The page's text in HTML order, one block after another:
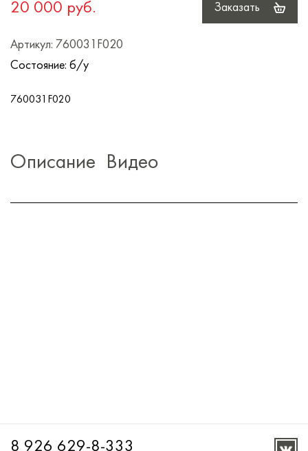
20 000 руб. Заказать
Артикул: 760031F020
Состояние: б/у
760031F020
Описание Видео
8 926 629-8-333